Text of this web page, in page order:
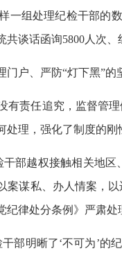
组处理纪检干部的
谈话函询5800人次、
户、严防“灯下黑”的
责任追究，监督管
理，强化了制度的刚
部越权接触相关地
案谋私、办人情案，
律处分条例》严肃处
部明晰了‘不可为’的